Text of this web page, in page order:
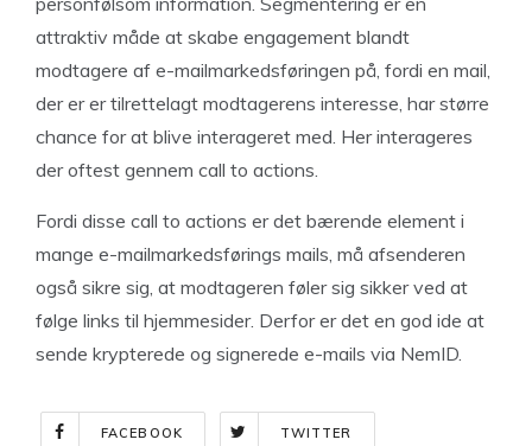
attraktiv måde at skabe engagement blandt
modtagere af e-mailmarkedsføringen på, fordi en mail,
der er er tilrettelagt modtagerens interesse, har større
chance for at blive interageret med. Her interageres
der oftest gennem call to actions.
Fordi disse call to actions er det bærende element i
mange e-mailmarkedsførings mails, må afsenderen
også sikre sig, at modtageren føler sig sikker ved at
følge links til hjemmesider. Derfor er det en god ide at
sende krypterede og signerede e-mails via NemID.
FACEBOOK TWITTER